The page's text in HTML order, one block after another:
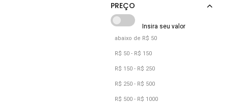
abaixo de R$ 50
R$ 50 - R$ 150
R$ 150 - R$ 250
R$ 250 - R$ 500
R$ 500 - R$ 1000